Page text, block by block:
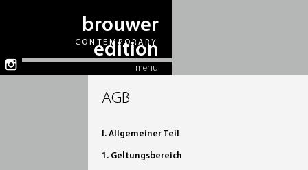
menu
CONTEMPORARY
brouwer
edition
AGB
I. Allgemeiner Teil
1. Geltungsbereich